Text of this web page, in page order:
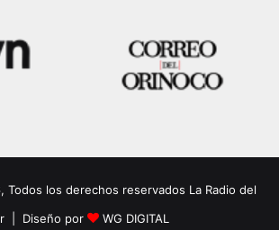
los derechos reservados La Radio del
| Diseño por
WG DIGITAL